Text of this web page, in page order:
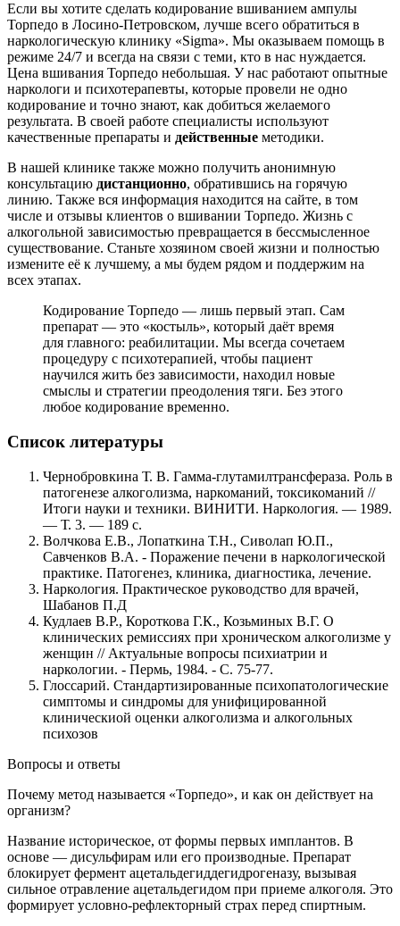
Если вы хотите сделать кодирование вшиванием ампулы
Торпедо в Лосино-Петровском, лучше всего обратиться в
наркологическую клинику «Sigma». Мы оказываем помощь в
режиме 24/7 и всегда на связи с теми, кто в нас нуждается.
Цена вшивания Торпедо небольшая. У нас работают опытные
наркологи и психотерапевты, которые провели не одно
кодирование и точно знают, как добиться желаемого
результата. В своей работе специалисты используют
качественные препараты и действенные методики.
В нашей клинике также можно получить анонимную
консультацию дистанционно, обратившись на горячую
линию. Также вся информация находится на сайте, в том
числе и отзывы клиентов о вшивании Торпедо. Жизнь с
алкогольной зависимостью превращается в бессмысленное
существование. Станьте хозяином своей жизни и полностью
измените её к лучшему, а мы будем рядом и поддержим на
всех этапах.
Кодирование Торпедо — лишь первый этап. Сам
препарат — это «костыль», который даёт время
для главного: реабилитации. Мы всегда сочетаем
процедуру с психотерапией, чтобы пациент
научился жить без зависимости, находил новые
смыслы и стратегии преодоления тяги. Без этого
любое кодирование временно.
Список литературы
Чернобровкина Т. В. Гамма-глутамилтрансфераза. Роль в
патогенезе алкоголизма, наркоманий, токсикоманий //
Итоги науки и техники. ВИНИТИ. Наркология. — 1989.
— Т. 3. — 189 с.
Волчкова Е.В., Лопаткина Т.Н., Сиволап Ю.П.,
Савченков В.А. - Поражение печени в наркологической
практике. Патогенез, клиника, диагностика, лечение.
Наркология. Практическое руководство для врачей,
Шабанов П.Д
Кудлаев В.Р., Короткова Г.К., Козьминых В.Г. О
клинических ремиссиях при хроническом алкоголизме у
женщин // Актуальные вопросы психиатрии и
наркологии. - Пермь, 1984. - С. 75-77.
Глоссарий. Стандартизированные психопатологические
симптомы и синдромы для унифицированной
клиническиой оценки алкоголизма и алкогольных
психозов
Вопросы и ответы
Почему метод называется «Торпедо», и как он действует на
организм?
Название историческое, от формы первых имплантов. В
основе — дисульфирам или его производные. Препарат
блокирует фермент ацетальдегиддегидрогеназу, вызывая
сильное отравление ацетальдегидом при приеме алкоголя. Это
формирует условно-рефлекторный страх перед спиртным.